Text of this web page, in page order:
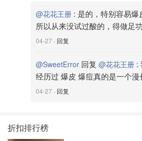
@花花王册 : 是的，特别容易爆
所以从来没试过酸的，得做足功
04-27 · 回复
@SweetError 回复 @花花王册 :
经历过 爆皮 爆痘真的是一个
04-27 · 回复
折扣排行榜